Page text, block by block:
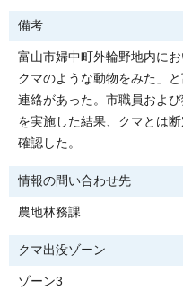
備考
富山市婦中町外輪野地内に
クマのような動物をみた」
連絡があった。市職員およ
を実施した結果、クマとは
確認した。
情報の問い合わせ先
農地林務課
クマ出没ゾーン
ゾーン3